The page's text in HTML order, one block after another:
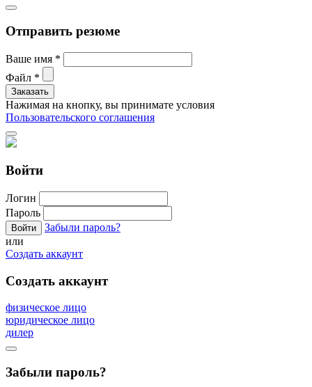
Отправить резюме
Ваше имя *
Файл *
Нажимая на кнопку, вы принимате условия
Пользовательского соглашения
Войти
Логин
Пароль
Забыли пароль?
или
Создать аккаунт
Создать аккаунт
физическое лицо
юридическое лицо
дилер
Забыли пароль?